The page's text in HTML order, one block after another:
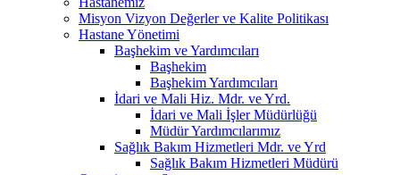
Misyon Vizyon Değerler ve Kalite Politikası
Hastane Yönetimi
Başhekim ve Yardımcıları
Başhekim
Başhekim Yardımcıları
İdari ve Mali Hiz. Mdr. ve Yrd.
İdari ve Mali İşler Müdürlüğü
Müdür Yardımcılarımız
Sağlık Bakım Hizmetleri Mdr. ve Yrd
Sağlık Bakım Hizmetleri Müdürü